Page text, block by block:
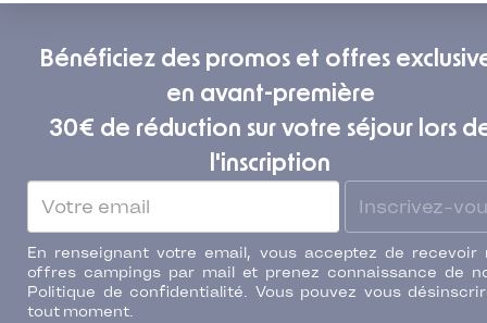
Bénéficiez des promos et offres
en avant-première
30€ de réduction sur votre séjour lors
l'inscription
Inscrivez-
En renseignant votre email, vous acceptez de recevoir
offres campings par mail et prenez connaissance de
Politique de confidentialité. Vous pouvez vous
tout moment.